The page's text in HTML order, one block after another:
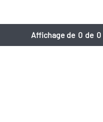
Affichage de 0 de 0